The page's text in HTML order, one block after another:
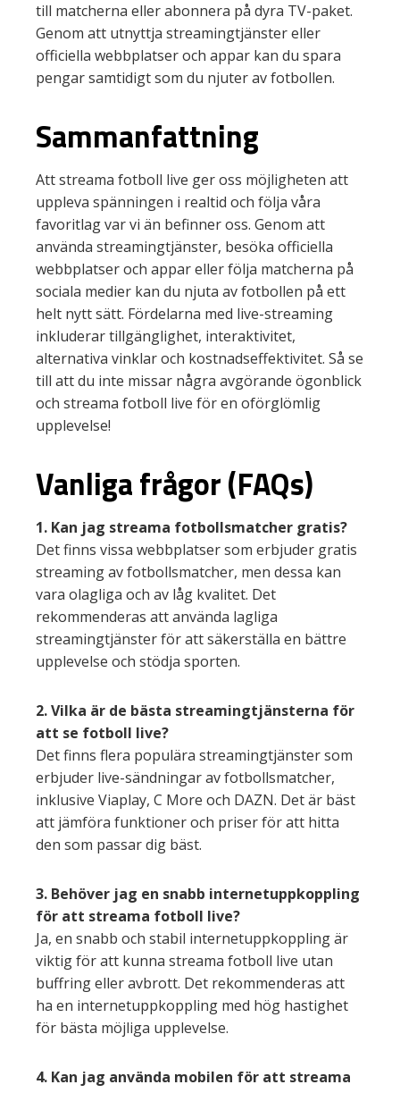
till matcherna eller abonnera på dyra TV-paket.
Genom att utnyttja streamingtjänster eller
officiella webbplatser och appar kan du spara
pengar samtidigt som du njuter av fotbollen.
Sammanfattning
Att streama fotboll live ger oss möjligheten att
uppleva spänningen i realtid och följa våra
favoritlag var vi än befinner oss. Genom att
använda streamingtjänster, besöka officiella
webbplatser och appar eller följa matcherna på
sociala medier kan du njuta av fotbollen på ett
helt nytt sätt. Fördelarna med live-streaming
inkluderar tillgänglighet, interaktivitet,
alternativa vinklar och kostnadseffektivitet. Så se
till att du inte missar några avgörande ögonblick
och streama fotboll live för en oförglömlig
upplevelse!
Vanliga frågor (FAQs)
1. Kan jag streama fotbollsmatcher gratis?
Det finns vissa webbplatser som erbjuder gratis
streaming av fotbollsmatcher, men dessa kan
vara olagliga och av låg kvalitet. Det
rekommenderas att använda lagliga
streamingtjänster för att säkerställa en bättre
upplevelse och stödja sporten.
2. Vilka är de bästa streamingtjänsterna för
att se fotboll live?
Det finns flera populära streamingtjänster som
erbjuder live-sändningar av fotbollsmatcher,
inklusive Viaplay, C More och DAZN. Det är bäst
att jämföra funktioner och priser för att hitta
den som passar dig bäst.
3. Behöver jag en snabb internetuppkoppling
för att streama fotboll live?
Ja, en snabb och stabil internetuppkoppling är
viktig för att kunna streama fotboll live utan
buffring eller avbrott. Det rekommenderas att
ha en internetuppkoppling med hög hastighet
för bästa möjliga upplevelse.
4. Kan jag använda mobilen för att streama